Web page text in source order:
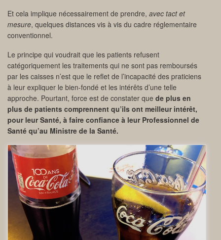
Et cela implique nécessairement de prendre, avec tact et
mesure, quelques distances vis à vis du cadre réglementaire
conventionnel.
Le principe qui voudrait que les patients refusent
catégoriquement les traitements qui ne sont pas remboursés
par les caisses n’est que le reflet de l’incapacité des praticiens
à leur expliquer le bien-fondé et les intérêts d’une telle
approche. Pourtant, force est de constater que de plus en
plus de patients comprennent qu’ils ont meilleur intérêt,
pour leur Santé, à faire confiance à leur Professionnel de
Santé qu’au Ministre de la Santé.